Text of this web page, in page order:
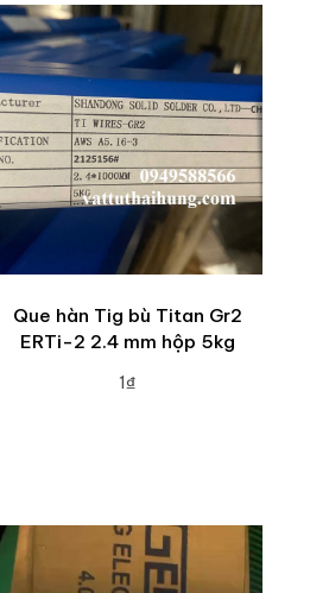
Que hàn Tig bù Titan Gr2
ERTi-2 2.4 mm hộp 5kg
1₫